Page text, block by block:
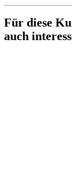
Für diese
auch